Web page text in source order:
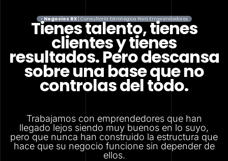
• Negocios RX| Consultoría Estratégica Para Emprendedores
Tienes talento, tienes
clientes y tienes
resultados. Pero descansa
sobre una base que no
controlas del todo.
Trabajamos con emprendedores que han
llegado lejos siendo muy buenos en lo suyo,
pero que nunca han construido la estructura que
hace que su negocio funcione sin depender de
ellos.